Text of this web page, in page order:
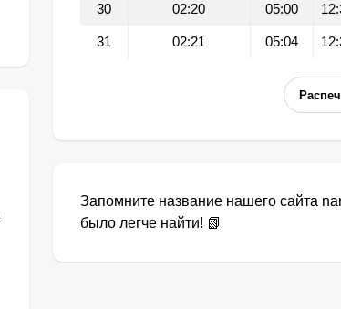
30 02:20 05:00
31 02:21 05:04
Запомните название нашего сайта
было легче найти! 📗